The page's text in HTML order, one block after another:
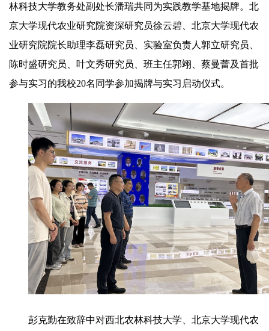
林科技大学教务处副处长潘瑞共同为实践教学基地揭牌。北
京大学现代农业研究院资深研究员徐云碧、北京大学现代农
业研究院院长助理李磊研究员、实验室负责人郭立研究员、
陈时盛研究员、叶文秀研究员、班主任郭翊、蔡曼蕾及首批
参与实习的我校20名同学参加揭牌与实习启动仪式。
彭克勤在致辞中对西北农林科技大学、北京大学现代农